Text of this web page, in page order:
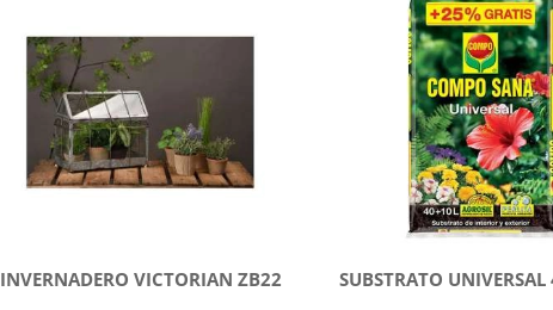
INVERNADERO VICTORIAN ZB22 SUBSTRATO